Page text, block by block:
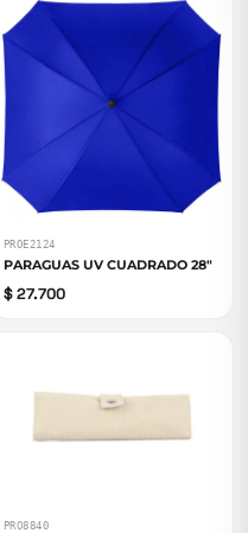
PROE2124
PARAGUAS UV CUADRADO 28"
$ 27.700
PRO8840